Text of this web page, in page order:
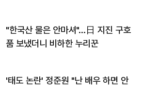
"한국산 물은 안마셔"…日 지진 구호
품 보냈더니 비하한 누리꾼
'태도 논란' 정준원 "난 배우 하면 안